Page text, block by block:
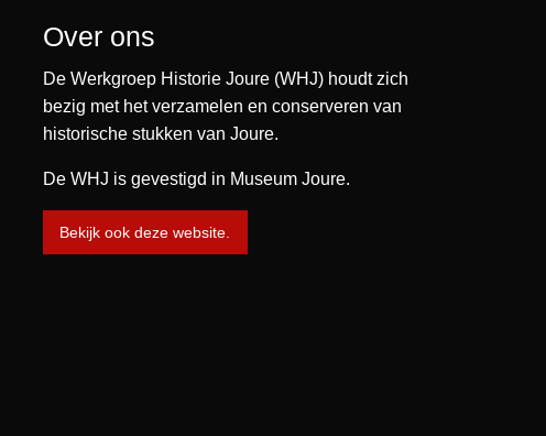
Over ons
De Werkgroep Historie Joure (WHJ) houdt zich
bezig met het verzamelen en conserveren van
historische stukken van Joure.
De WHJ is gevestigd in Museum Joure.
Bekijk ook deze website.